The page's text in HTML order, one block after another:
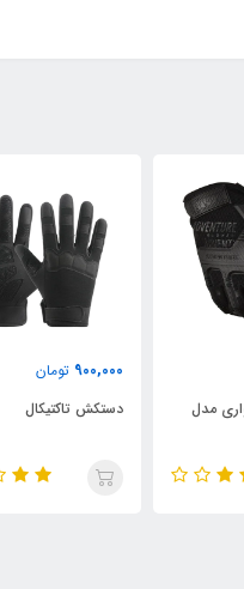
مدل
900,000 تومان
دستکش تاکتیکال